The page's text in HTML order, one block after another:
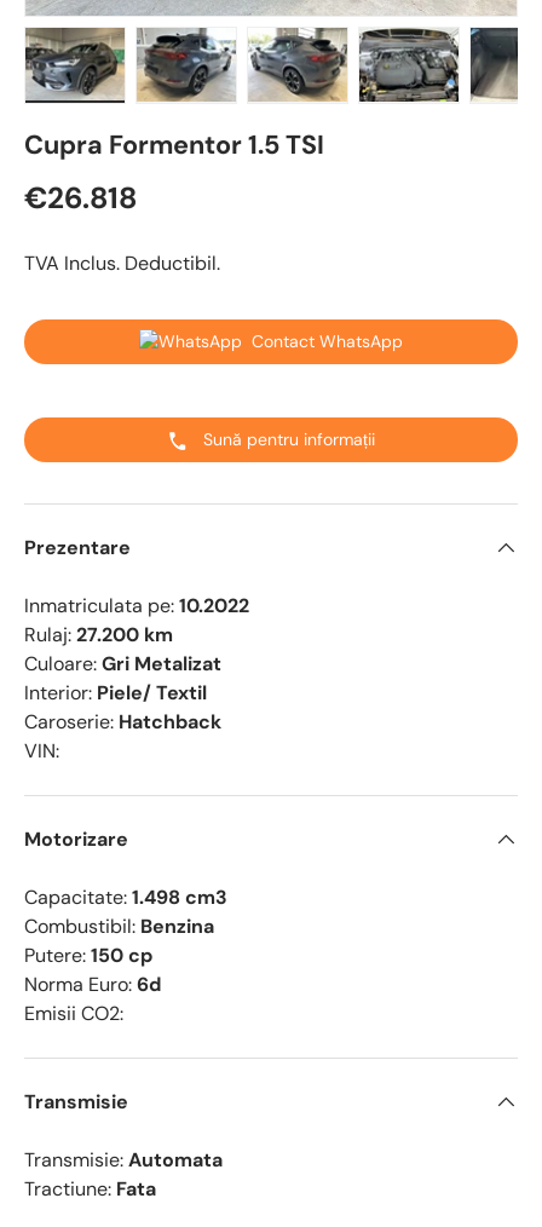
Încărcați imaginea 1 în vizualizarea galeriei
Încărcați imaginea 2 în vizualizarea galeriei
Încărcați imaginea 3 în
Încărcați imaginea
Cupra Formentor 1.5 TSI
€26.818
TVA Inclus. Deductibil.
Contact WhatsApp
Sună pentru informații
Prezentare
Inmatriculata pe:10.2022
Rulaj:27.200 km
Culoare:Gri Metalizat
Interior: Piele/ Textil
Caroserie: Hatchback
VIN:
Motorizare
Capacitate:1.498 cm3
Combustibil: Benzina
Putere:150 cp
Norma Euro:6d
Emisii CO2:
Transmisie
Transmisie:Automata
Tractiune: Fata